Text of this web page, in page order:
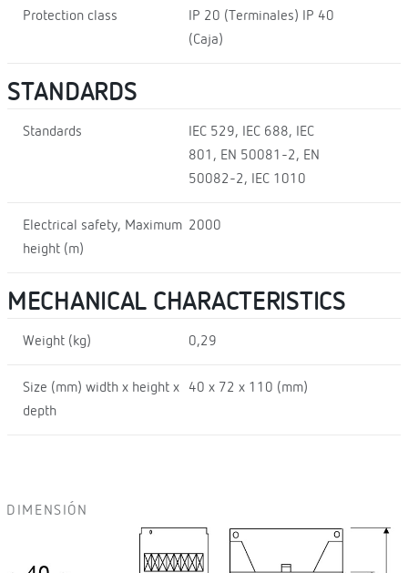
Protection class
IP 20 (Terminales) IP 40
(Caja)
STANDARDS
Standards
IEC 529, IEC 688, IEC
801, EN 50081-2, EN
50082-2, IEC 1010
Electrical safety, Maximum
height (m)
2000
MECHANICAL CHARACTERISTICS
Weight (kg) 0,29
Size (mm) width x height x
depth
40 x 72 x 110 (mm)
DIMENSIÓN